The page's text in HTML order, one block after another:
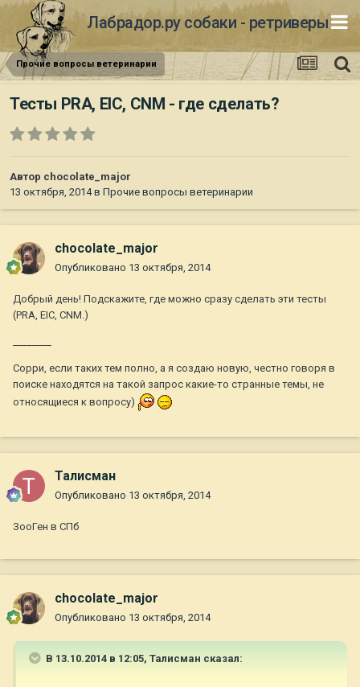
Лабрадор.ру собаки - ретриверы
Прочие вопросы ветеринарии
Тесты PRA, EIC, CNM - где сделать?
Автор chocolate_major
13 октября, 2014в Прочие вопросы ветеринарии
chocolate_major
Опубликовано 13 октября, 2014
Добрый день! Подскажите, где можно сразу сделать эти тесты
(PRA, EIC, CNM.)
Сорри, если таких тем полно, а я создаю новую, честно говоря в
поиске находятся на такой запрос какие-то странные темы, не
относящиеся к вопросу)
Талисман
Опубликовано 13 октября, 2014
ЗооГен в СПб
chocolate_major
Опубликовано 13 октября, 2014
В 13.10.2014 в 12:05, Талисман сказал: